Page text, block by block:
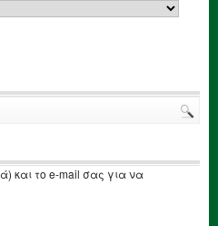
και το e-mail σας για να